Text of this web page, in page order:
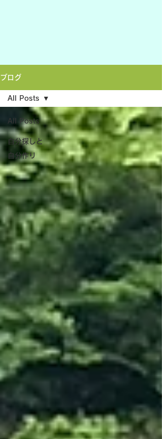
ブログ
All Posts
自分探しと
自分作り
All Posts